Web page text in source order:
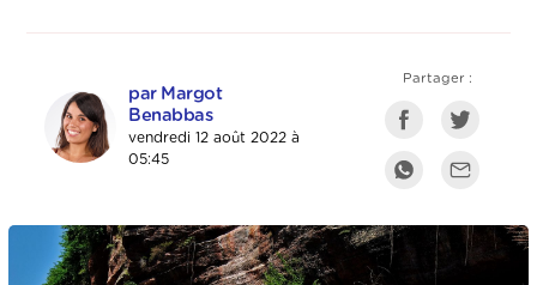
par Margot
Benabbas
vendredi 12 août 2022 à
05:45
Partager :